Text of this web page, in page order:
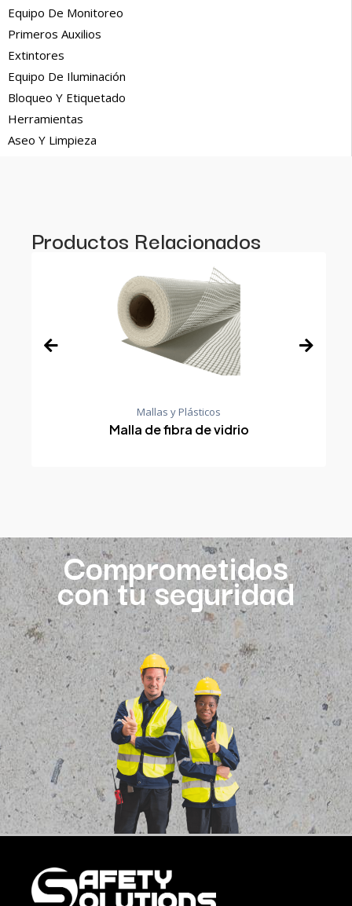
Equipo De Monitoreo
Primeros Auxilios
Extintores
Equipo De Iluminación
Bloqueo Y Etiquetado
Herramientas
Aseo Y Limpieza
Productos Relacionados
Mallas y Plásticos
Malla de fibra de vidrio
Comprometidos
con tu seguridad